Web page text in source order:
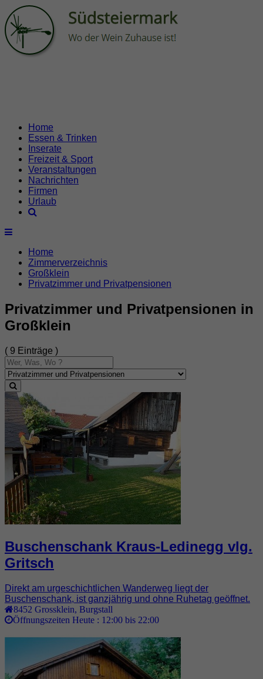
Home
Essen & Trinken
Inserate
Freizeit & Sport
Veranstaltungen
Nachrichten
Firmen
Urlaub
Home
Zimmerverzeichnis
Großklein
Privatzimmer und Privatpensionen
Privatzimmer und Privatpensionen in
Großklein
( 9 Einträge )
Buschenschank Kraus-Ledinegg vlg.
Gritsch
Direkt am urgeschichtlichen Wanderweg liegt der
Buschenschank, ist ganzjährig und ohne Ruhetag geöffnet.
8452 Grossklein Burgstall
Öffnungszeiten Heute : 12:00 bis 22:00